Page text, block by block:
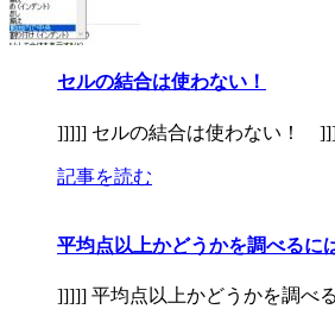
セルの結合は使わない！
]]]]] セルの結合は使わない！
記事を読む
平均点以上かどうかを調べるに
]]]]] 平均点以上かどうかを調